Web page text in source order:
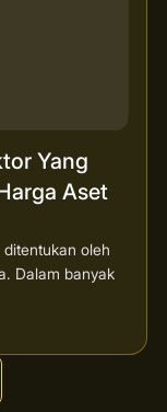
Yang
Aset
oleh
Dalam banyak